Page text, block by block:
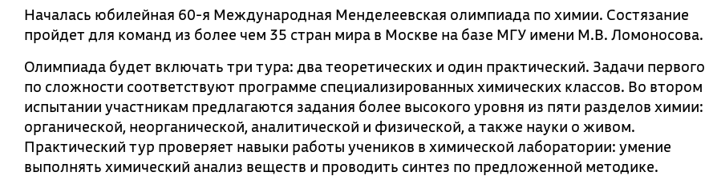
Началась юбилейная 60-я Международная Менделеевская олимпиада по химии. Состязание
пройдет для команд из более чем 35 стран мира в Москве на базе МГУ имени М.В. Ломоносова.
Олимпиада будет включать три тура: два теоретических и один практический. Задачи первого
по сложности соответствуют программе специализированных химических классов. Во втором
испытании участникам предлагаются задания более высокого уровня из пяти разделов химии:
органической, неорганической, аналитической и физической, а также науки о живом.
Практический тур проверяет навыки работы учеников в химической лаборатории: умение
выполнять химический анализ веществ и проводить синтез по предложенной методике.